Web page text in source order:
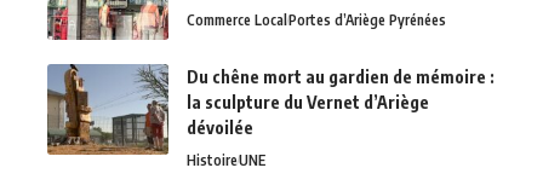
Commerce LocalPortes d’Ariège Pyrénées
Du chêne mort au gardien de mémoire :
la sculpture du Vernet d’Ariège
dévoilée
HistoireUNE